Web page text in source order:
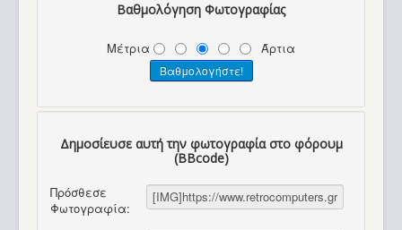
Βαθμολόγηση Φωτογραφίας
Μέτρια Άρτια
Δημοσίευσε αυτή την φωτογραφία στο φόρουμ
(BBcode)
Πρόσθεσε
Φωτογραφία: